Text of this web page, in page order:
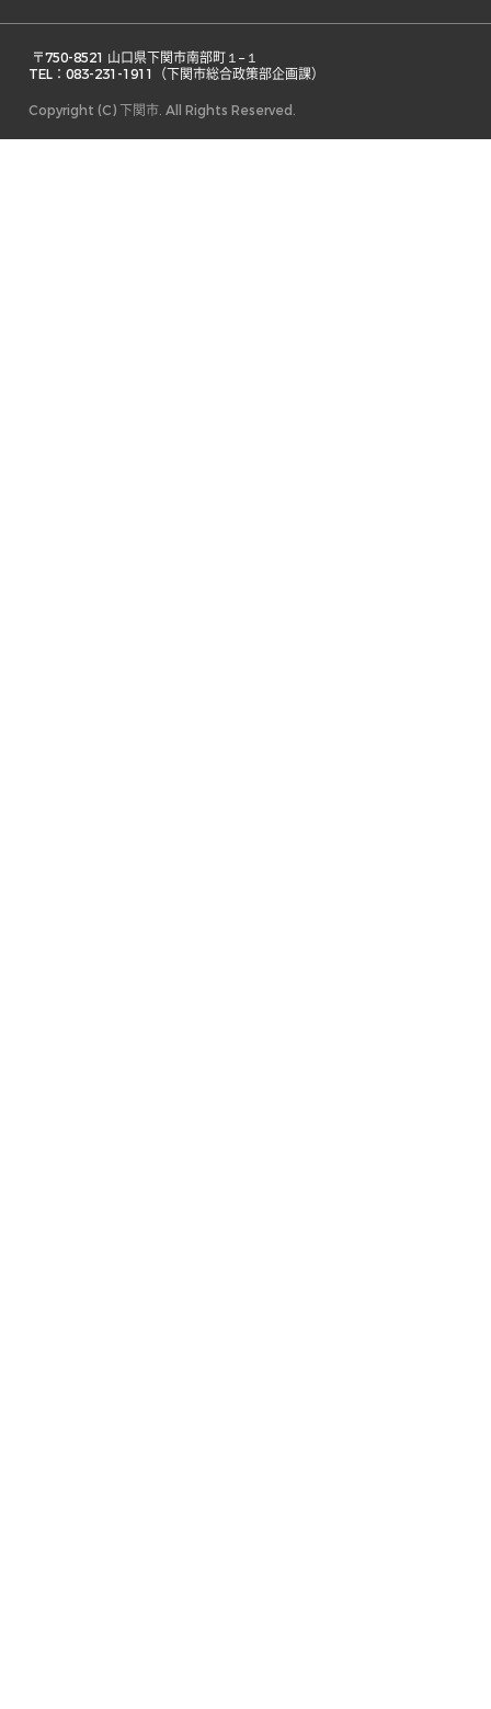
TEL：083-231-1911（下関市総合政策部企画課）
Copyright (C) 下関市. All Rights Reserved.